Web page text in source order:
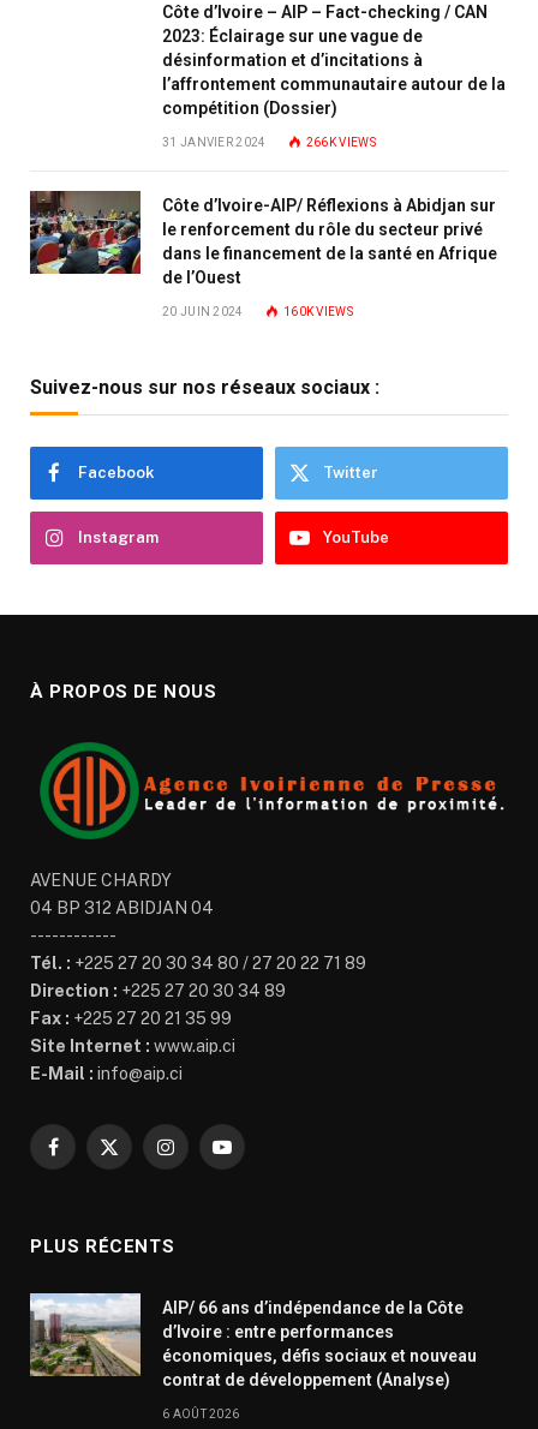
Côte d’Ivoire – AIP – Fact-checking / CAN
2023: Éclairage sur une vague de
désinformation et d’incitations à
l’affrontement communautaire autour de la
compétition (Dossier)
31 JANVIER 2024 266KVIEWS
Côte d’Ivoire-AIP/ Réflexions à Abidjan sur
le renforcement du rôle du secteur privé
dans le financement de la santé en Afrique
de l’Ouest
20 JUIN 2024 160KVIEWS
Suivez-nous sur nos réseaux sociaux :
Facebook Twitter
Instagram YouTube
À PROPOS DE NOUS
AVENUE CHARDY
04 BP 312 ABIDJAN 04
------------
Tél. : +225 27 20 30 34 80 / 27 20 22 71 89
Direction : +225 27 20 30 34 89
Fax : +225 27 20 21 35 99
Site Internet : www.aip.ci
E-Mail : info@aip.ci
Facebook
X
InstagramYouTube
PLUS RÉCENTS
AIP/ 66 ans d’indépendance de la Côte
d’Ivoire : entre performances
économiques, défis sociaux et nouveau
contrat de développement (Analyse)
6 AOÛT 2026